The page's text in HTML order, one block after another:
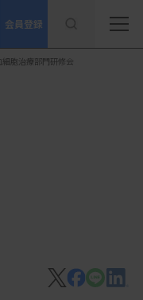
会員登録
細胞治療部門研修会